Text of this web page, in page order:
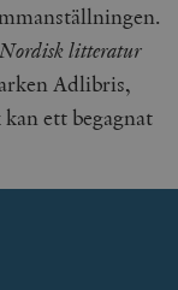
Nordisk litteratur
Adlibris,
ett begagnat